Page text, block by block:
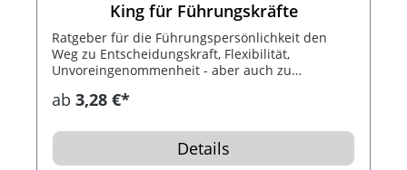
King für Führungskräfte
Ratgeber für die Führungspersönlichkeit den
Weg zu Entscheidungskraft, Flexibilität,
Unvoreingenommenheit - aber auch zu
ACHTUNG: Alle dargestellten Bücher sind
Preisbindung in diesem Genre bitte anfragen.
Logoanbringung per Etikett oder Stempel.
ab 3,28 €*
Details